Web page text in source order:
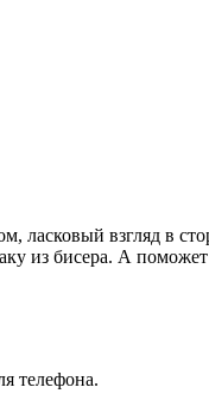
взгляд в
из бисера. А поможет
телефона.